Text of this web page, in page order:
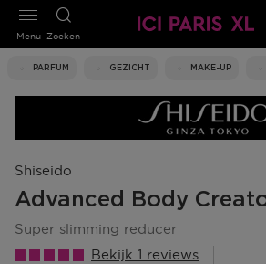
Zoeken
PARFUM GEZICHT MAKE-UP
Menu
Shiseido
Advanced Body
super slimming reducer
Bekijk 1 reviews